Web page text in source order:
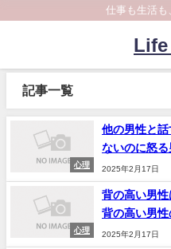
仕事も生活も
記事一覧
心理
他の男性と
ないのに怒る
2025年2月17日
心理
背の高い男
背の高い男
2025年2月17日